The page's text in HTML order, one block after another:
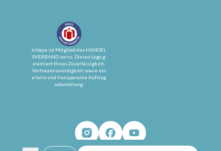
InVape ist Mitglied des HANDEL
SVERBAND.swiss. Dieses Logo g
arantiert Ihnen Zuverlässigkeit,
Vertrauenswürdigkeit sowie ein
e faire und transparente Auftrag
sabwicklung.